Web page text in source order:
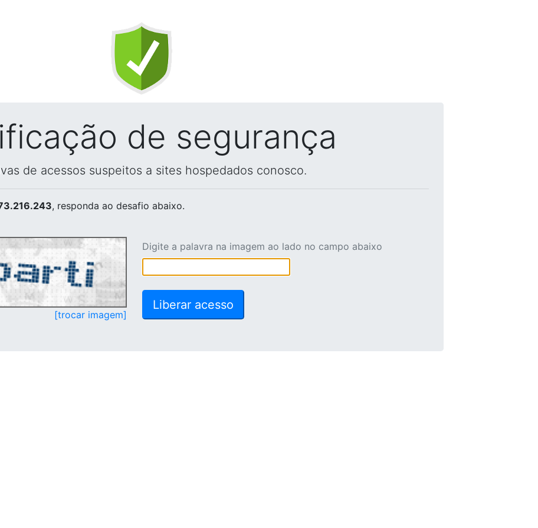
de segurança
de acessos suspeitos a sites hospedados conosco.
, responda ao desafio abaixo.
[trocar imagem]
Digite a palavra na imagem ao lado no campo abaixo